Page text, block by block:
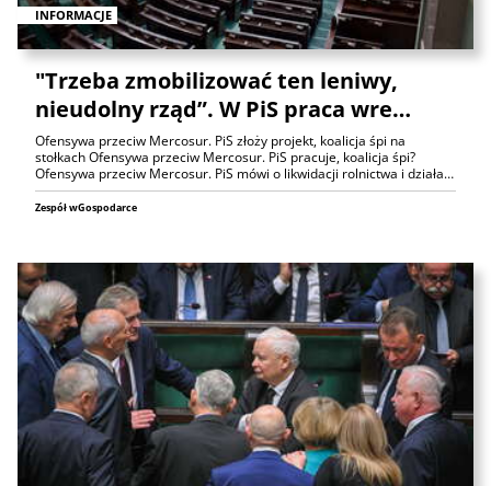
INFORMACJE
"Trzeba zmobilizować ten leniwy,
nieudolny rząd”. W PiS praca wre…
Ofensywa przeciw Mercosur. PiS złoży projekt, koalicja śpi na
stołkach Ofensywa przeciw Mercosur. PiS pracuje, koalicja śpi?
Ofensywa przeciw Mercosur. PiS mówi o likwidacji rolnictwa i działa…
Zespół wGospodarce